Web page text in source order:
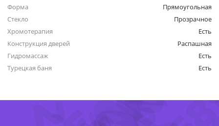
Форма
Прямоугольная
Стекло
Прозрачное
Хромотерапия
Есть
Конструкция дверей
Распашная
Гидромассаж
Есть
Турецкая баня
Есть